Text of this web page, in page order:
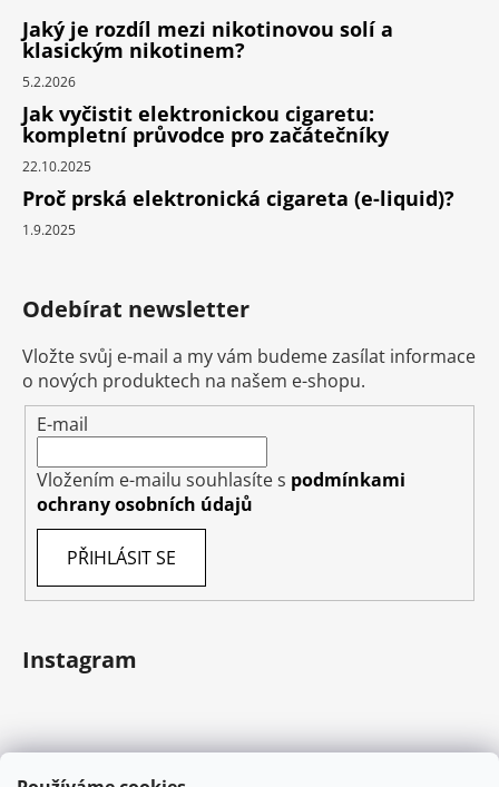
Jaký je rozdíl mezi nikotinovou solí a
klasickým nikotinem?
5.2.2026
Jak vyčistit elektronickou cigaretu:
kompletní průvodce pro začátečníky
22.10.2025
Proč prská elektronická cigareta (e-liquid)?
1.9.2025
Odebírat newsletter
Vložte svůj e-mail a my vám budeme zasílat informace
o nových produktech na našem e-shopu.
E-mail
Vložením e-mailu souhlasíte s podmínkami
ochrany osobních údajů
PŘIHLÁSIT SE
Instagram